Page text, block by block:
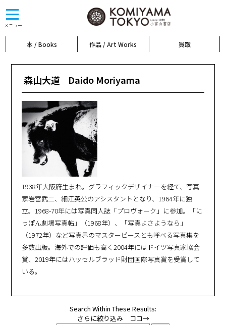
メニュー
toggle
navigation
本 / Books 作品 / Art Works 買取
森山大道 Daido Moriyama
1938年大阪府生まれ。グラフィックデザイナーを経て、写真
家岩宮武二、細江英公のアシスタントとなり、1964年に独
立。1968-70年には写真同人誌「プロヴォーク」に参加。「に
っぽん劇場写真帖」（1968年）、「写真よさようなら」
（1972年）など写真界のマスターピースとも呼べる写真集を
多数出版。海外での評価も高く2004年にはドイツ写真家協会
賞、2019年にはハッセルブラッド財団国際写真賞を受賞して
いる。
Search Within These Results:
さらに絞り込み ココ→